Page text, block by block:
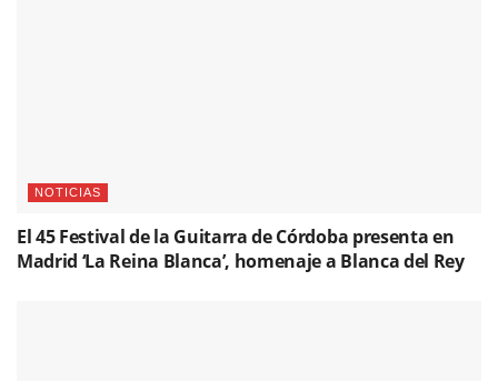
NOTICIAS
El 45 Festival de la Guitarra de Córdoba presenta en
Madrid ‘La Reina Blanca’, homenaje a Blanca del Rey